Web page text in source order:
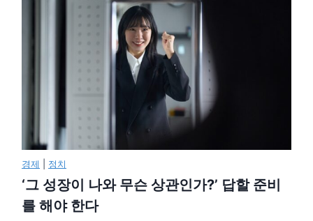
경제 정치
‘그 성장이 나와 무슨 상관인가?’ 답할 준비
를 해야 한다